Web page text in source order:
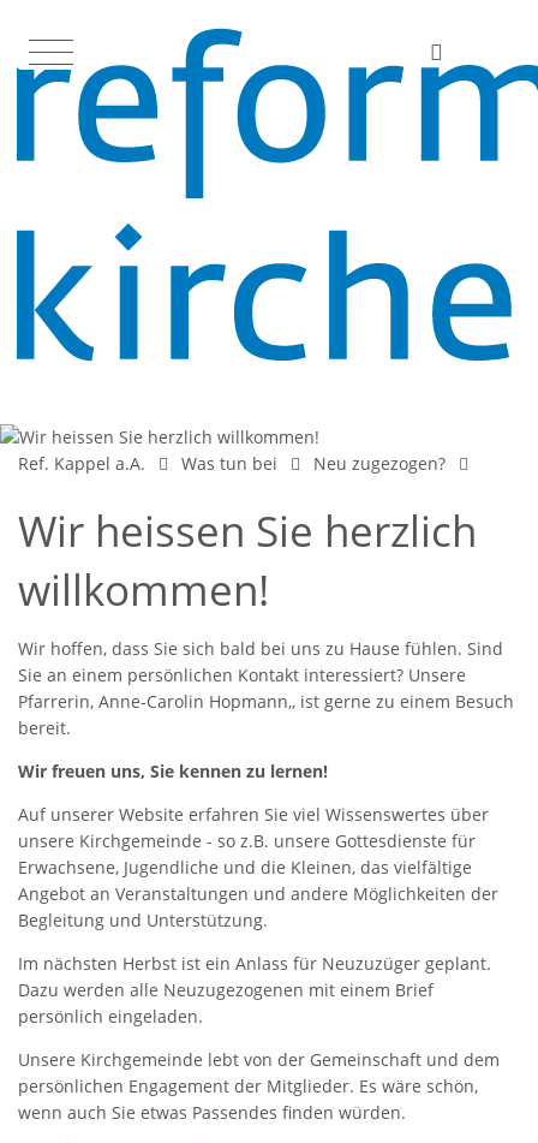
Ref. Kappel a.A. Was tun bei Neu zugezogen?
Wir heissen Sie herzlich
willkommen!
Wir hoffen, dass Sie sich bald bei uns zu Hause fühlen. Sind
Sie an einem persönlichen Kontakt interessiert? Unsere
Pfarrerin, Anne-Carolin Hopmann,, ist gerne zu einem Besuch
bereit.
Wir freuen uns, Sie kennen zu lernen!
Auf unserer Website erfahren Sie viel Wissenswertes über
unsere Kirchgemeinde - so z.B. unsere Gottesdienste für
Erwachsene, Jugendliche und die Kleinen, das vielfältige
Angebot an Veranstaltungen und andere Möglichkeiten der
Begleitung und Unterstützung.
Im nächsten Herbst ist ein Anlass für Neuzuzüger geplant.
Dazu werden alle Neuzugezogenen mit einem Brief
persönlich eingeladen.
Unsere Kirchgemeinde lebt von der Gemeinschaft und dem
persönlichen Engagement der Mitglieder. Es wäre schön,
wenn auch Sie etwas Passendes finden würden.